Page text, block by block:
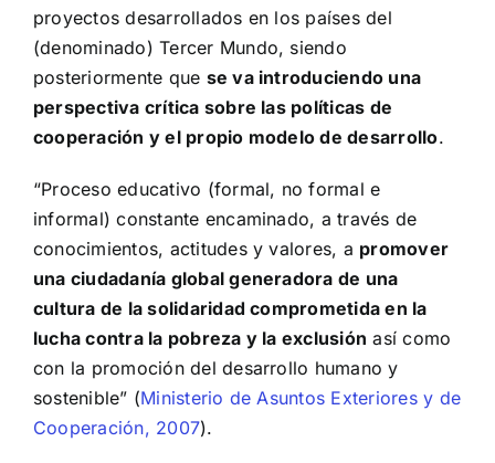
proyectos desarrollados en los países del
(denominado) Tercer Mundo, siendo
posteriormente que se va introduciendo una
perspectiva crítica sobre las políticas de
cooperación y el propio modelo de desarrollo.
“Proceso educativo (formal, no formal e
informal) constante encaminado, a través de
conocimientos, actitudes y valores, a promover
una ciudadanía global generadora de una
cultura de la solidaridad comprometida en la
lucha contra la pobreza y la exclusión así como
con la promoción del desarrollo humano y
sostenible” (Ministerio de Asuntos Exteriores y de
Cooperación, 2007).